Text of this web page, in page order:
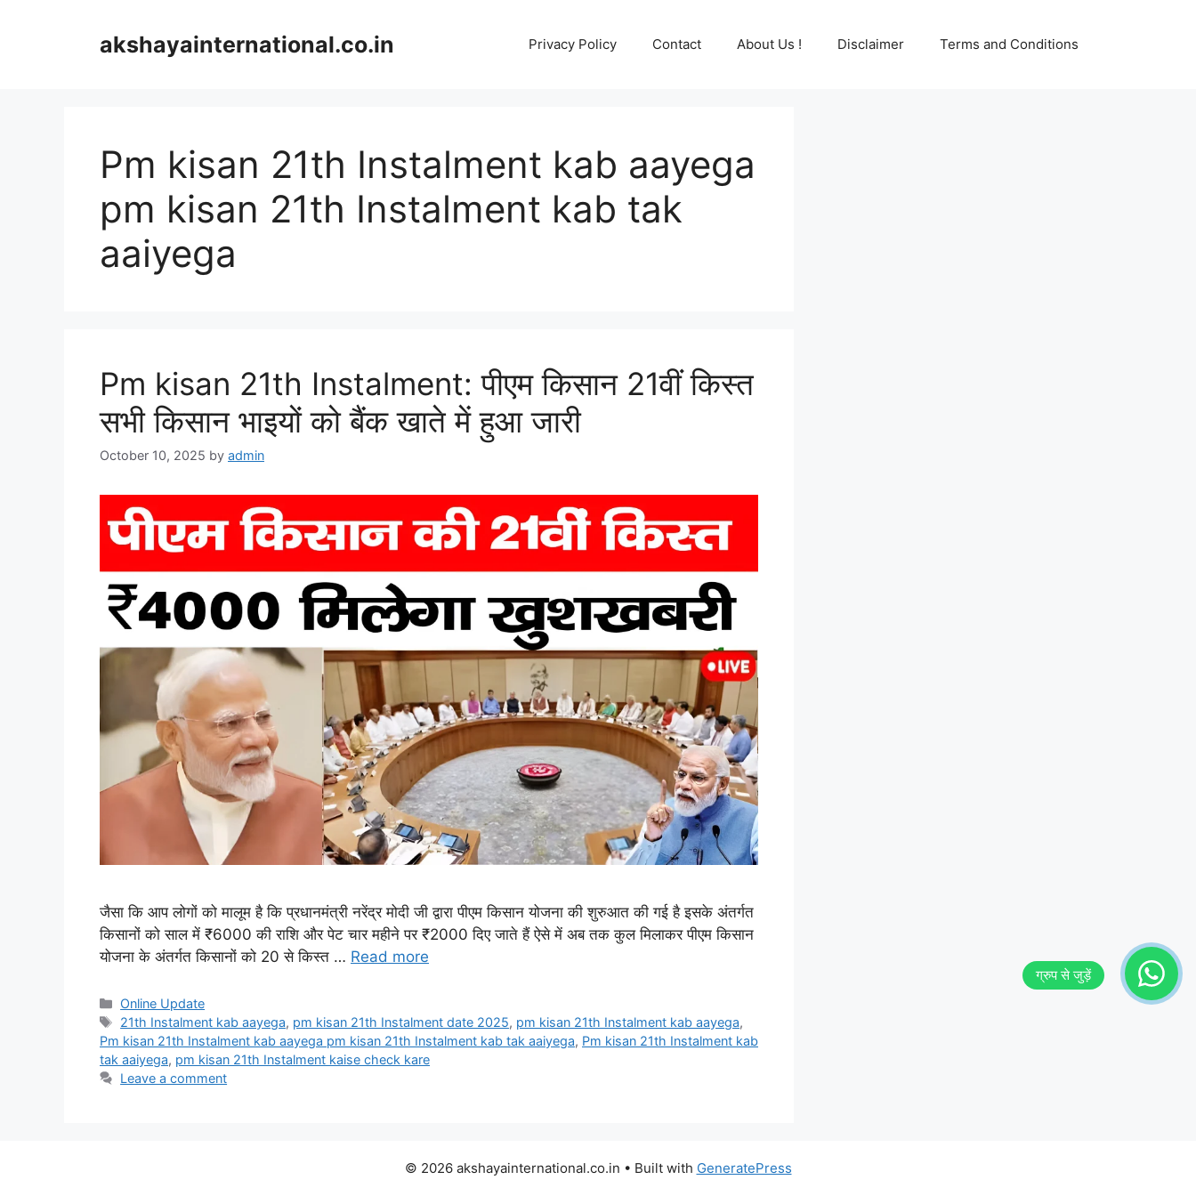
akshayainternational.co.in Privacy Policy Contact About Us ! Disclaimer Terms and Conditions
Pm kisan 21th Instalment kab aayega
pm kisan 21th Instalment kab tak
aaiyega
Pm kisan 21th Instalment: पीएम किसान 21वीं किस्त
सभी किसान भाइयों को बैंक खाते में हुआ जारी
October 10, 2025 by admin
जैसा कि आप लोगों को मालूम है कि प्रधानमंत्री नरेंद्र मोदी जी द्वारा पीएम किसान योजना की शुरुआत की गई है इसके अंतर्गत
किसानों को साल में ₹6000 की राशि और पेट चार महीने पर ₹2000 दिए जाते हैं ऐसे में अब तक कुल मिलाकर पीएम किसान
योजना के अंतर्गत किसानों को 20 से किस्त … Read more
Categories
Online Update
Tags
21th Instalment kab aayega, pm kisan 21th Instalment date 2025, pm kisan 21th Instalment kab aayega,
Pm kisan 21th Instalment kab aayega pm kisan 21th Instalment kab tak aaiyega, Pm kisan 21th Instalment kab
tak aaiyega, pm kisan 21th Instalment kaise check kare
Leave a comment
© 2026 akshayainternational.co.in • Built with GeneratePress